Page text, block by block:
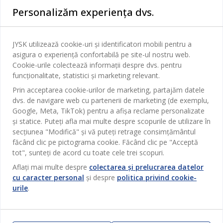
Baie
Birou
Sufragerie
Bucătărie
Depozitare
Perdele
Grădină
Pentru casă
Outlet
Contact Relații Clienți
Magazine și program
Broșură
Termeni si conditii vânzări online
Garantia prețului
Garanția Produselor
Politica de confidentialitate
Card cadou
Livrare
JYSK
Despre JYSK
JYSK.com
Presă
Locuri de muncă
Newsletter
Inspirație
SEDIU CENTRAL
TAROL-DD S.R.L. str. Jubiliara, 41A mun. Chișinău, Republica
Moldova
JYSK BUSINESS TO BUSINESS
Vânzări și relații clienți persoane juridice
Telefon: 060 531 531
E-mail: jysk@jysk.md
JYSK RELAȚII CLIENȚI
Contact Relații Clienți
Telefon: 022 022 030
E-mail: support@jysk.md
Urmărește Jysk
Personalizăm experiența dvs.
JYSK utilizează cookie-uri și identificatori mobili pentru a
asigura o experiență confortabilă pe site-ul nostru web.
Cookie-urile colectează informații despre dvs. pentru
funcționalitate, statistici și marketing relevant.
Prin acceptarea cookie-urilor de marketing, partajăm datele
dvs. de navigare web cu partenerii de marketing (de exemplu,
Google, Meta, TikTok) pentru a afișa reclame personalizate
și statice. Puteți afla mai multe despre scopurile de utilizare în
secțiunea "Modifică" și vă puteți retrage consimțământul
făcând clic pe pictograma cookie. Făcând clic pe "Acceptă
tot", sunteți de acord cu toate cele trei scopuri.
Aflați mai multe despre colectarea și prelucrarea datelor
cu caracter personal și despre politica privind cookie-
urile.